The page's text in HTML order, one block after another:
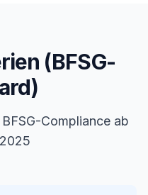
(BFSG-
Compliance ab